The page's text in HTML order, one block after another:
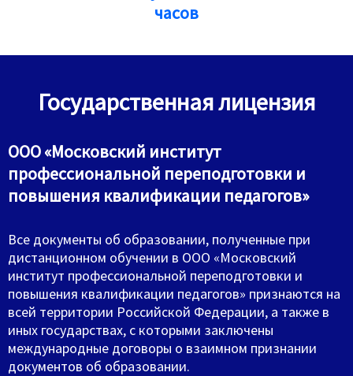
часов
Государственная лицензия
ООО «Московский институт
профессиональной переподготовки и
повышения квалификации педагогов»
Все документы об образовании, полученные при
дистанционном обучении в ООО «Московский
институт профессиональной переподготовки и
повышения квалификации педагогов» признаются на
всей территории Российской Федерации, а также в
иных государствах, с которыми заключены
международные договоры о взаимном признании
документов об образовании.